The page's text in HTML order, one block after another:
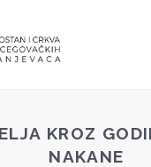
KROZ
NAKANE